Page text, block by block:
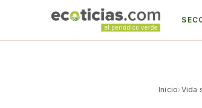
Inicio›Vida